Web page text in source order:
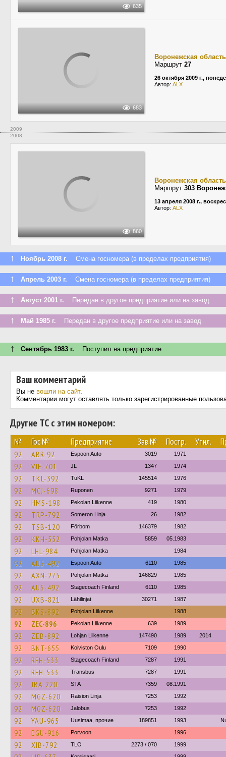
635
683
Воронежская область
Маршрут 27
26 октября 2009 г.,
Автор: ALX
2009
2008
860
Воронежская область
Маршрут 303
13 апреля 2008 г.,
Автор: ALX
↑ Ноябрь 2008 г. Смена госномера (в пределах предприятия)
↑ Апрель 2003 г. Смена госномера (в пределах предприятия)
↑ Август 2001 г. Передан в другое предприятие или на завод
↑ Май 1985 г. Передан в другое предприятие или на завод
↑ Сентябрь 1983 г. Поступил на предприятие
Ваш комментарий
Вы не вошли на сайт.
Комментарии могут оставлять только зарегистрированные
Другие ТС с этим номером:
№ Гос.№ Предприятие Зав.№ Постр. Утил.
92 ABR-92 Espoon Auto 3019 1971
92 VJE-701 JL 1347 1974
92 TKL-392 TuKL 145514 1976
92 MCJ-698 Ruponen 9271 1979
92 HMS-198 Pekolan Liikenne 419 1980
92 TRP-792 Someron Linja 26 1982
92 TSB-120 Förbom 146379 1982
92 KKH-552 Pohjolan Matka 5859 05.1983
92 LHL-984 Pohjolan Matka 1984
92 AUS-492 Espoon Auto 6110 1985
92 AXN-275 Pohjolan Matka 146829 1985
92 AUS-492 Stagecoach Finland 6110 1985
92 UXB-821 Lähilinjat 30271 1987
92 BKS-892 Pohjolan Liikenne 1988
92 ZEC-896 Pekolan Liikenne 639 1989
92 ZEB-892 Lohjan Liikenne 147490 1989 2014
92 BNT-655 Koiviston Oulu 7109 1990
92 RFH-533 Stagecoach Finland 7287 1991
92 RFH-533 Transbus 7287 1991
92 JBA-220 STA 7359 08.1991
92 MGZ-620 Raision Linja 7253 1992
92 MGZ-620 Jalobus 7253 1992
92 YAU-965 Uusimaa, прочие 189851 1993
92 EGU-916 Porvoon 1996
92 XIB-792 TLO 2273 / 070 1999